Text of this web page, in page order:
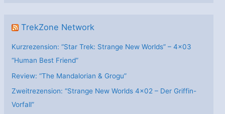
TrekZone Network
Kurzrezension: “Star Trek: Strange New Worlds” – 4×03
“Human Best Friend”
Review: “The Mandalorian & Grogu”
Zweitrezension: “Strange New Worlds 4×02 – Der Griffin-
Vorfall”